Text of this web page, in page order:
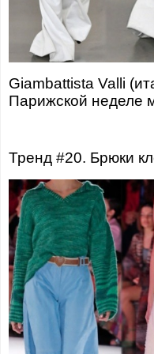
Giambattista Valli
Парижской неделе
Тренд #20. Брюки